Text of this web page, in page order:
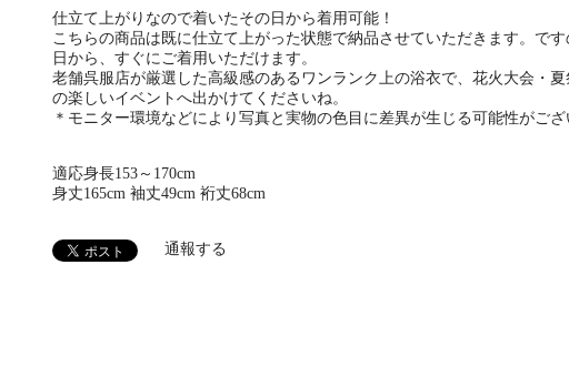
仕立て上がりなので着いたその日から着用可能！
こちらの商品は既に仕立て上がった状態で納品させていただきます。で
日から、すぐにご着用いただけます。
老舗呉服店が厳選した高級感のあるワンランク上の浴衣で、花火大会・
の楽しいイベントへ出かけてくださいね。
＊モニター環境などにより写真と実物の色目に差異が生じる可能性がござ
適応身長153～170cm
身丈165cm 袖丈49cm 裄丈68cm
通報する